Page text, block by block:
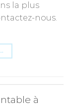
la plus
nous.
→
à